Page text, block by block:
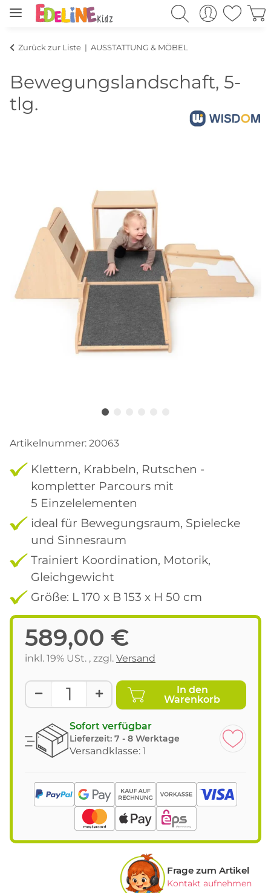
Zurück zur Liste AUSSTATTUNG & MÖBEL
Bewegungslandschaft, 5-
tlg.
Artikelnummer: 20063
Klettern, Krabbeln, Rutschen -
kompletter Parcours mit
5 Einzelelementen
ideal für Bewegungsraum, Spielecke
und Sinnesraum
Trainiert Koordination, Motorik,
Gleichgewicht
Größe: L 170 x B 153 x H 50 cm
589,00 €
inkl. 19% USt. , zzgl. Versand
In den
Warenkorb
Sofort verfügbar
Lieferzeit: 7 - 8 Werktage
Versandklasse: 1
Frage zum Artikel
Kontakt aufnehmen